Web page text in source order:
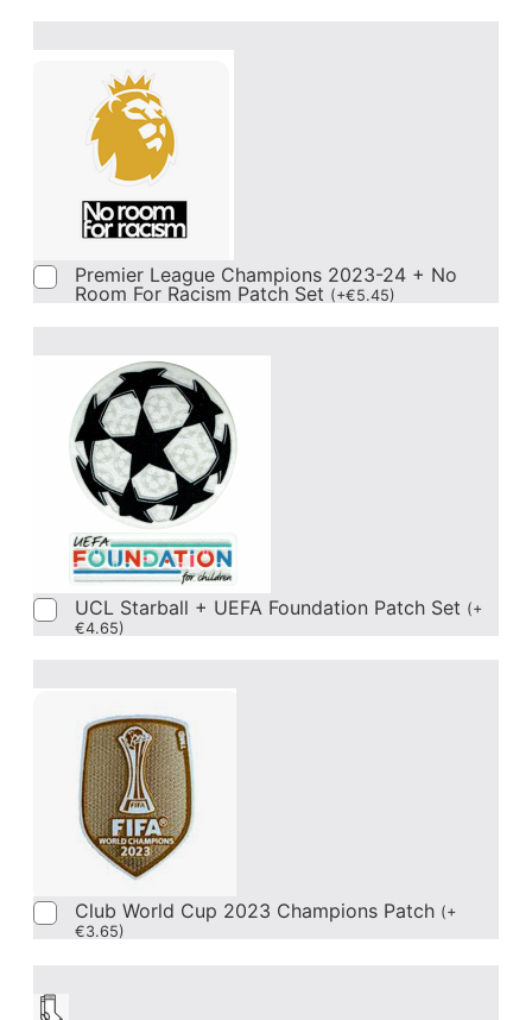
Premier League Champions 2023-24 + No
Room For Racism Patch Set (+€5.45)
UCL Starball + UEFA Foundation Patch Set (+
€4.65)
Club World Cup 2023 Champions Patch (+
€3.65)